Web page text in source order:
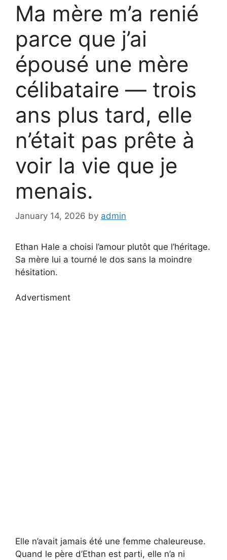
Ma mère m’a renié
parce que j’ai
épousé une mère
célibataire — trois
ans plus tard, elle
n’était pas prête à
voir la vie que je
menais.
January 14, 2026 by admin
Ethan Hale a choisi l’amour plutôt que l’héritage.
Sa mère lui a tourné le dos sans la moindre
hésitation.
Advertisment
Elle n’avait jamais été une femme chaleureuse.
Quand le père d’Ethan est parti, elle n’a ni